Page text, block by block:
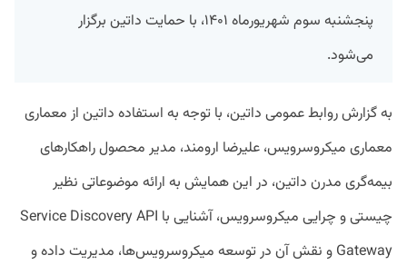
پنجشنبه سوم شهریورماه ۱۴۰۱، با حمایت داتین برگزار
می‌شود.
به گزارش روابط عمومی داتین، با توجه به استفاده داتین از معماری
معماری میکروسرویس، علیرضا ارومند، مدیر محصول راهکارهای
بیمه‌گری مدرن داتین، در این همایش به ارائه موضوعاتی نظیر
چیستی و چرایی میکروسرویس، آشنایی با Service Discovery API
Gateway و نقش آن در توسعه میکروسرویس‌ها، مدیریت داده و